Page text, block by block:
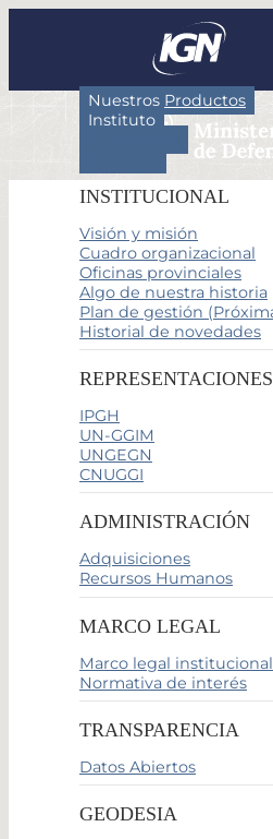
Nuestros Productos
Instituto
INSTITUCIONAL
Visión y misión
Cuadro organizacional
Oficinas provinciales
Algo de nuestra historia
Plan de gestión
Historial de novedades
IPGH
UN-GGIM
UNGEGN
CNUGGI
ADMINISTRACIÓN
Adquisiciones
Recursos Humanos
MARCO LEGAL
Marco legal institucional
Normativa de interés
TRANSPARENCIA
Datos Abiertos
GEODESIA